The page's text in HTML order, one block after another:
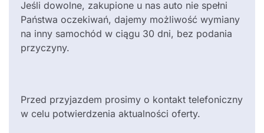
Jeśli dowolne, zakupione u nas auto nie spełni
Państwa oczekiwań, dajemy możliwość wymiany
na inny samochód w ciągu 30 dni, bez podania
przyczyny.
Przed przyjazdem prosimy o kontakt telefoniczny
w celu potwierdzenia aktualności oferty.